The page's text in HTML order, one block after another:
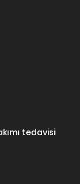
tedavisi